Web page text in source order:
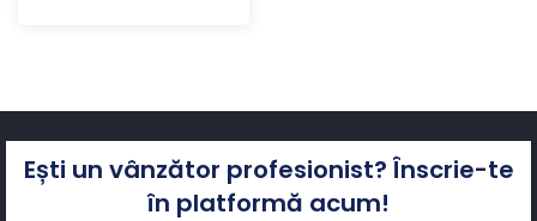
Ești un vânzător profesionist? Înscrie-te
în platformă acum!